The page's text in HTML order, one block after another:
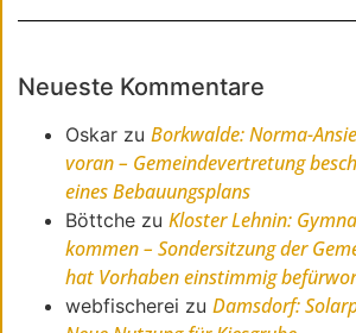
Neueste Kommentare
Oskar zu Borkwalde: Norma-
voran – Gemeindevertretung
eines Bebauungsplans
Böttche zu Kloster Lehnin:
kommen – Sondersitzung der
hat Vorhaben einstimmig
webfischerei zu Damsdorf: